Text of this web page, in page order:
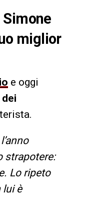
miglior
e oggi
strapotere:
Lo ripeto
lui è